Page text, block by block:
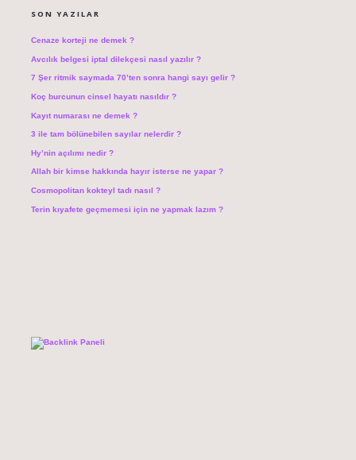
SON YAZILAR
Cenaze korteji ne demek ?
Avcılık belgesi iptal dilekçesi nasıl yazılır ?
7 Şer ritmik saymada 70’ten sonra hangi sayı gelir ?
Koç burcunun cinsel hayatı nasıldır ?
Kayıt numarası ne demek ?
3 ile tam bölünebilen sayılar nelerdir ?
Hy’nin açılımı nedir ?
Allah bir kimse hakkında hayır isterse ne yapar ?
Cosmopolitan kokteyl tadı nasıl ?
Terin kıyafete geçmemesi için ne yapmak lazım ?